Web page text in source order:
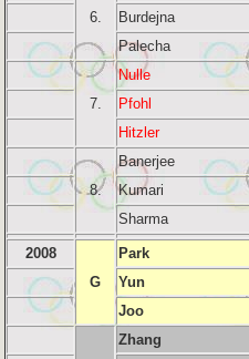
6.
Burdejna
Palecha
7.
Nulle
Pfohl
Hitzler
8.
Banerjee
Kumari
Sharma
2008
G
Park
Yun
Joo
Zhang